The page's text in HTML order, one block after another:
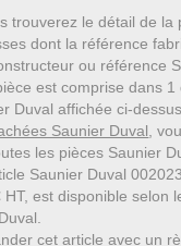
trouverez le détail de la
dont la référence
ou référence
est comprise dans 1
Duval affichée ci-
Saunier Duval ,
les pièces Saunier
Saunier Duval
est disponible selon
cet article avec un